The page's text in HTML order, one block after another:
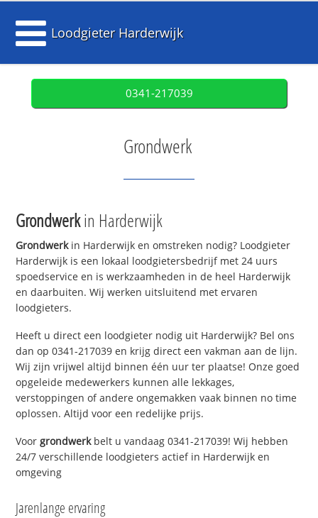
Loodgieter Harderwijk
0341-217039
Grondwerk
Grondwerkin Harderwijk
Grondwerkin Harderwijk en omstreken nodig? Loodgieter
Harderwijk is een lokaal loodgietersbedrijf met 24 uurs
spoedservice en is werkzaamheden in de heel Harderwijk
en daarbuiten. Wij werken uitsluitend met ervaren
loodgieters.
Heeft u direct een loodgieter nodig uit Harderwijk? Bel ons
dan op 0341-217039 en krijg direct een vakman aan de lijn.
Wij zijn vrijwel altijd binnen één uur ter plaatse! Onze goed
opgeleide medewerkers kunnen alle lekkages,
verstoppingen of andere ongemakken vaak binnen no time
oplossen. Altijd voor een redelijke prijs.
Voorgrondwerkbelt u vandaag 0341-217039! Wij hebben
24/7 verschillende loodgieters actief in Harderwijk en
omgeving
Jarenlange ervaring